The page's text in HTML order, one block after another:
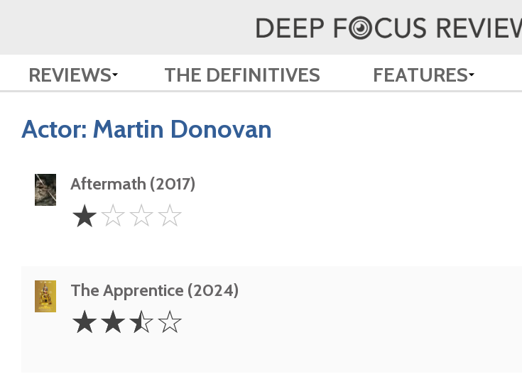
REVIEWS THE DEFINITIVES FEATURES
Actor: Martin Donovan
Aftermath (2017)
Star
☆☆☆☆
The Apprentice (2024)
2.5
Stars
☆☆☆☆